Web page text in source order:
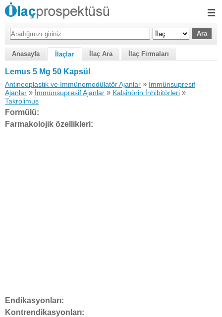
Anasayfa İlaçlar İlaç Ara İlaç Firmaları
Lemus 5 Mg 50 Kapsül
Antineoplastik ve İmmünomodülatör Ajanlar » İmmünsupresif
Ajanlar » İmmünsupresif Ajanlar » Kalsinörin İnhibitörleri »
Takrolimus
Formülü:
Farmakolojik özellikleri:
Endikasyonları:
Kontrendikasyonları: